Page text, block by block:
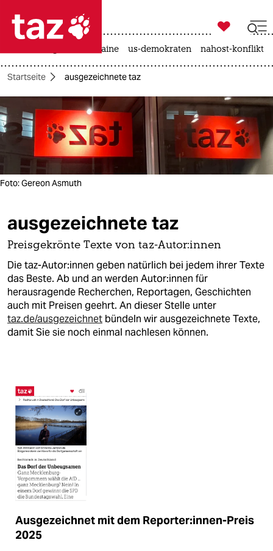
 taz zahl ich
taz zahl ich
themen
politik
öko
kultur
sport
berlin
nord
wahrheit
veranstaltungen
shop
fragen & hilfe
unterstützen
abo
genossenschaft

taz zahl ich
krieg in der ukraine us-demokraten nahost-konflikt
Startseite ausgezeichnete taz
Foto: Gereon Asmuth
ausgezeichnete taz
Preisgekrönte Texte von taz-Autor:innen
Die taz-Autor:innen geben natürlich bei jedem ihrer Texte
das Beste. Ab und an werden Au­to­r:in­nen für
herausragende Recherchen, Reportagen, Geschichten
auch mit Preisen geehrt. An dieser Stelle unter
taz.de/ausgezeichnet bündeln wir ausgezeichnete Texte,
damit Sie sie noch einmal nachlesen können.
Ausgezeichnet mit dem Reporter:innen-Preis
2025